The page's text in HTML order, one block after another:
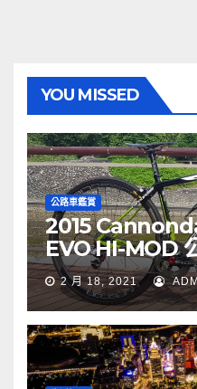
YOU MISSED
公路車鑑賞
2015
EVO HI-MOD
2 月 18, 2021